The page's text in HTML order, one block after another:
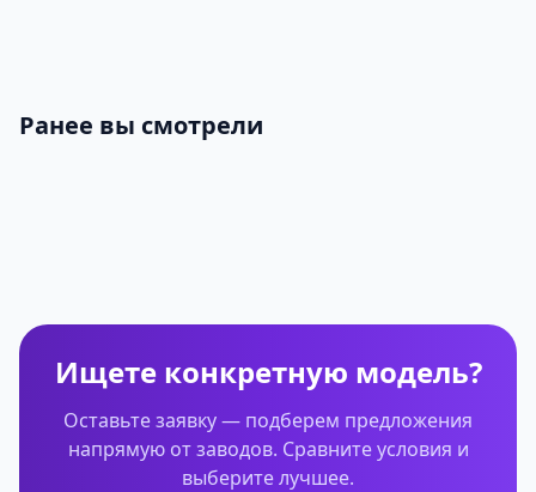
Ранее вы смотрели
Ищете конкретную модель?
Оставьте заявку — подберем предложения
напрямую от заводов. Сравните условия и
выберите лучшее.